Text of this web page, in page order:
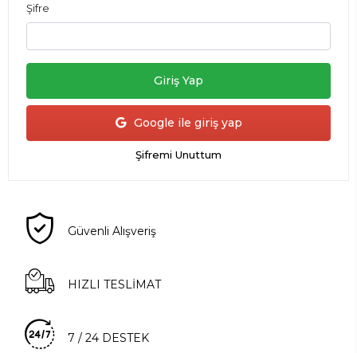
Şifre
Giriş Yap
Google ile giriş yap
Şifremi Unuttum
Güvenli Alışveriş
HIZLI TESLİMAT
7 / 24 DESTEK